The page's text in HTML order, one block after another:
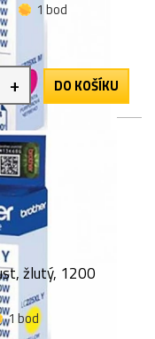
1 bod
+ DO KOŠÍKU
žlutý, 1200
1 bod